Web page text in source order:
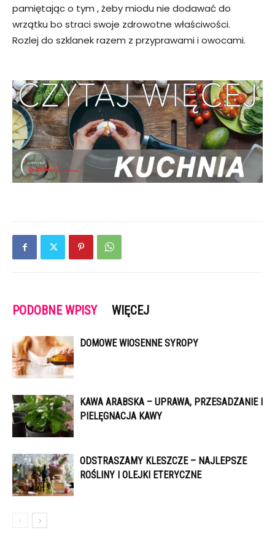
pamiętając o tym , żeby miodu nie dodawać do
wrzątku bo straci swoje zdrowotne właściwości.
Rozlej do szklanek razem z przyprawami i owocami.
PODOBNE WPISY WIĘCEJ
DOMOWE WIOSENNE SYROPY
KAWA ARABSKA – UPRAWA, PRZESADZANIE I
PIELĘGNACJA KAWY
ODSTRASZAMY KLESZCZE – NAJLEPSZE
ROŚLINY I OLEJKI ETERYCZNE